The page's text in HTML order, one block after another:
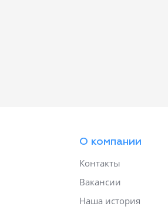
О компании
Контакты
Вакансии
Наша история